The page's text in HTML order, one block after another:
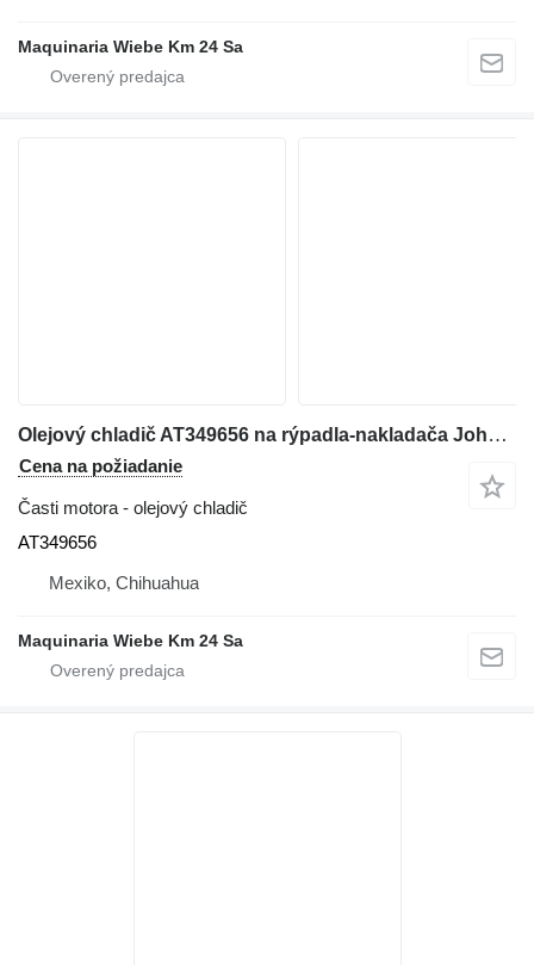
Maquinaria Wiebe Km 24 Sa
Olejový chladič AT349656 na rýpadla-nakladača John Deere 310SJ
Cena na požiadanie
Časti motora - olejový chladič
AT349656
Mexiko, Chihuahua
Maquinaria Wiebe Km 24 Sa